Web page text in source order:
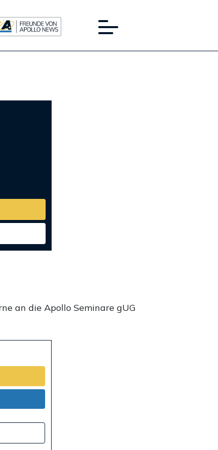
an die Apollo Seminare gUG